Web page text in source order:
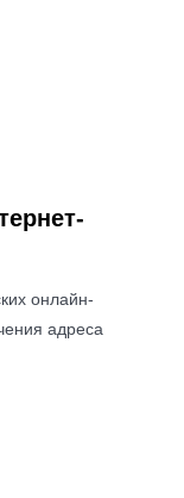
онлайн-
адреса